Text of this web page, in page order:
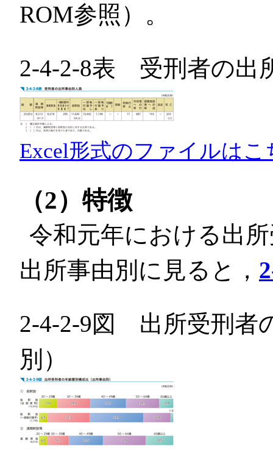
ROM参照）。
2-4-2-8表 受刑者の出
Excel形式のファイルはこ
（2）特徴
令和元年における出
出所事由別に見ると，
2-4-2-9図 出所受刑者
別）